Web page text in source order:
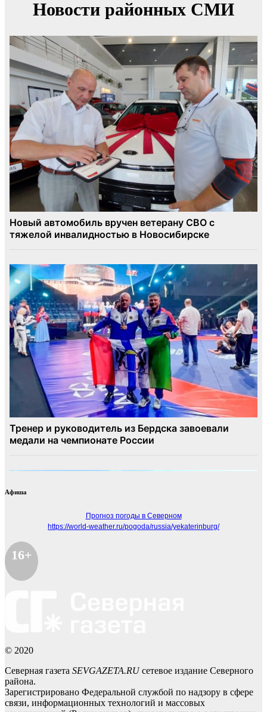
Афиша
Прогноз погоды в Северном
https://world-weather.ru/pogoda/russia/yekaterinburg/
16+
© 2020
Северная газета SEVGAZETA.RUсетевое издание Северного
района.
Зарегистрировано Федеральной службой по надзору в сфере
связи, информационных технологий и массовых